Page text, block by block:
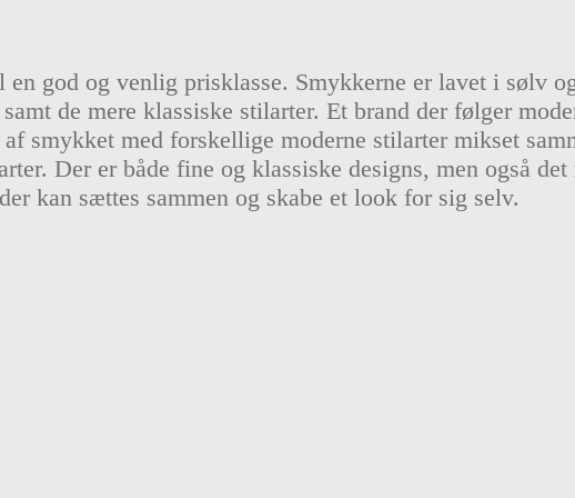
god og venlig prisklasse. Smykkerne er lavet i sølv
de mere klassiske stilarter. Et brand der følger
smykket med forskellige moderne stilarter mikset
Der er både fine og klassiske designs, men også
kan sættes sammen og skabe et look for sig selv.